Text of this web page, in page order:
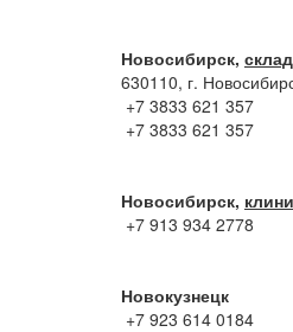
Новосибирск,
630110, г.
+7 3833 621 357
+7 3833 621 357
Новосибирск,
+7 913 934 2778
Новокузнецк
+7 923 614 0184